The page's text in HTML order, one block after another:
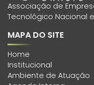
Associação de
Tecnológico Nacional
MAPA DO SITE
Home
Institucional
Ambiente de Atuação